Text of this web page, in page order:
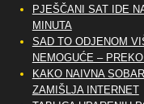
PJEŠČANI SAT IDE
MINUTA
SAD TO ODJENOM
NEMOGUĆE – PREKO
KAKO NAIVNA
ZAMIŠLJA INTERNET